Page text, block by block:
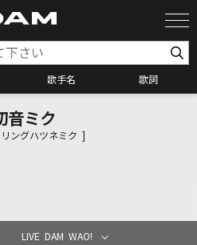
歌手名 歌詞
オケ検索
リクエスト
音ミク
ングハツネミク ]
LIVE DAM WAO!